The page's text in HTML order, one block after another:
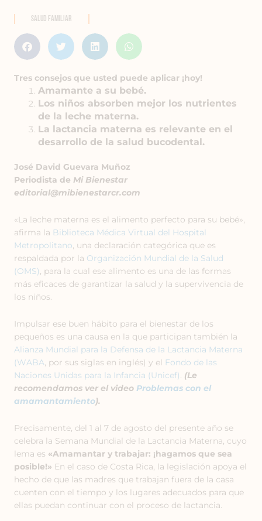
SALUD familiar
Tres consejos que usted puede aplicar ¡hoy!
Amamante a su bebé.
Los niños absorben mejor los nutrientes
de la leche materna.
La lactancia materna es relevante en el
desarrollo de la salud bucodental.
José David Guevara Muñoz
Periodista de Mi Bienestar
editorial@mibienestarcr.com
«La leche materna es el alimento perfecto para su bebé»,
afirma la Biblioteca Médica Virtual del Hospital
Metropolitano, una declaración categórica que es
respaldada por la Organización Mundial de la Salud
(OMS), para la cual ese alimento es una de las formas
más eficaces de garantizar la salud y la supervivencia de
los niños.
Impulsar ese buen hábito para el bienestar de los
pequeños es una causa en la que participan también la
Alianza Mundial para la Defensa de la Lactancia Materna
(WABA, por sus siglas en inglés) y el
Fondo de las
Naciones Unidas para la Infancia (Unicef). (Le
recomendamos ver el video Problemas con el
amamantamiento).
Precisamente, del 1 al 7 de agosto del presente año se
celebra la Semana Mundial de la Lactancia Materna, cuyo
lema es «Amamantar y trabajar: ¡hagamos que sea
posible!» En el caso de Costa Rica, la legislación apoya el
hecho de que las madres que trabajan fuera de la casa
cuenten con el tiempo y los lugares adecuados para que
ellas puedan continuar con el proceso de lactancia.